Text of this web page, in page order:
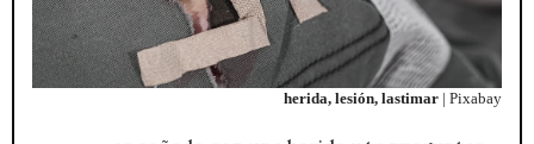
herida, lesión, lastimar | Pixabay